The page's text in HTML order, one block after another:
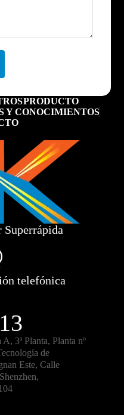
PRODUCTO
Y CONOCIMIENTOS
Superrápida
telefónica
3ª Planta, Planta nº
de
Este, Calle